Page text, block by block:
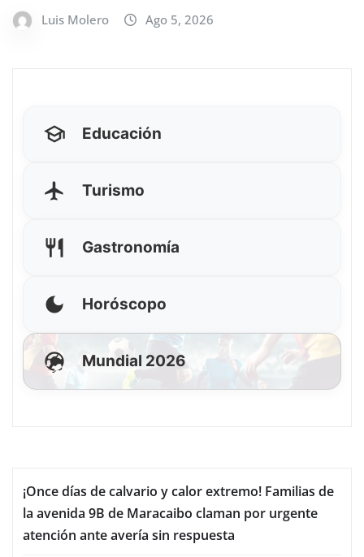
Luis Molero Ago 5, 2026
Educación
Turismo
Gastronomía
Horóscopo
Mundial 2026
¡Once días de calvario y calor extremo! Familias de
la avenida 9B de Maracaibo claman por urgente
atención ante avería sin respuesta